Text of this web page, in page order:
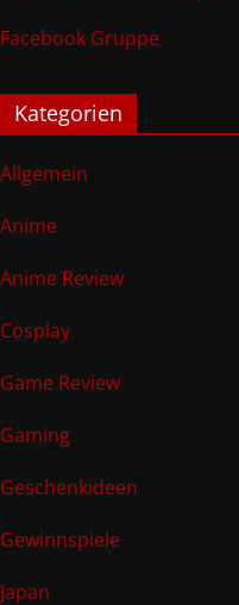
Facebook Gruppe
Kategorien
Allgemein
Anime
Anime Review
Cosplay
Game Review
Gaming
Geschenkideen
Gewinnspiele
Japan